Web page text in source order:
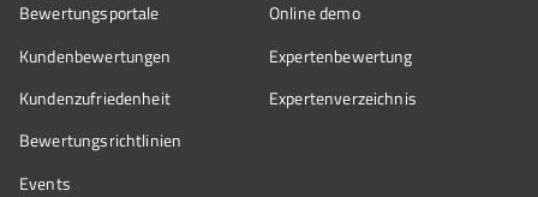
Bewertungsportale
Kundenbewertungen
Kundenzufriedenheit
Bewertungs­richtlinien
Events
Online demo
Expertenbewertung
Expertenverzeichnis